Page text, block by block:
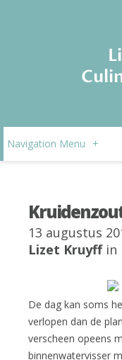
Navigation Menu +
13 augustus
Lizet Kruyffin
De dag kan soms
verlopen dan de
verscheen opeens
binnenwatervisser